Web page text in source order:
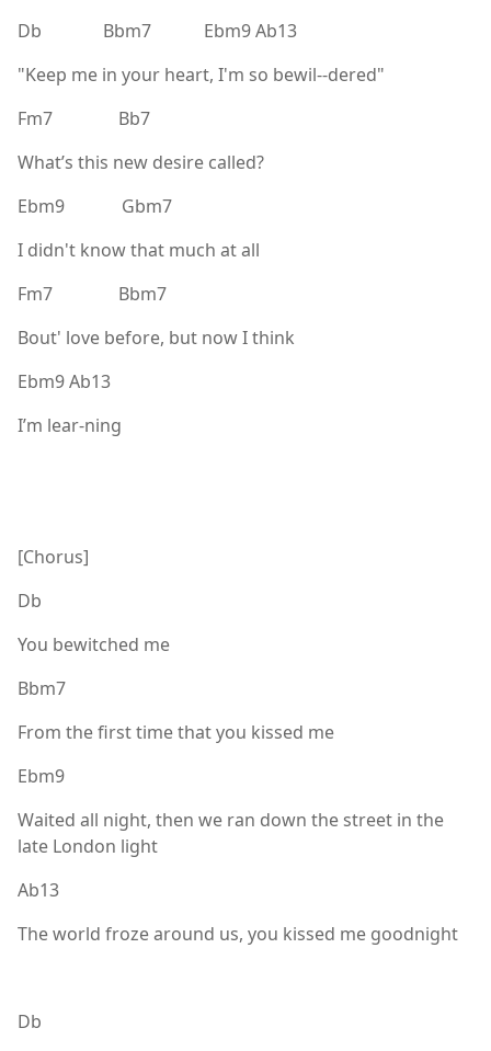
Db Bbm7 Ebm9 Ab13
"Keep me in your heart, I'm so bewil--dered"
Fm7 Bb7
What’s this new desire called?
Ebm9 Gbm7
I didn't know that much at all
Fm7 Bbm7
Bout' love before, but now I think
Ebm9 Ab13
I’m lear-ning
[Chorus]
Db
You bewitched me
Bbm7
From the first time that you kissed me
Ebm9
Waited all night, then we ran down the street in the
late London light
Ab13
The world froze around us, you kissed me goodnight
Db